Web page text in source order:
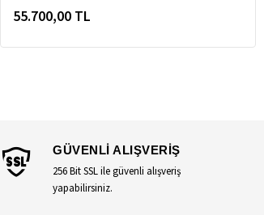
55.700,00 TL
GÜVENLİ ALIŞVERİŞ
256 Bit SSL ile güvenli alışveriş
yapabilirsiniz.